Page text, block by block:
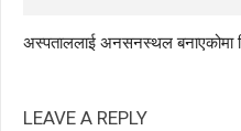
अस्पताललाई अनसनस्थल बनाएकोमा
LEAVE A REPLY